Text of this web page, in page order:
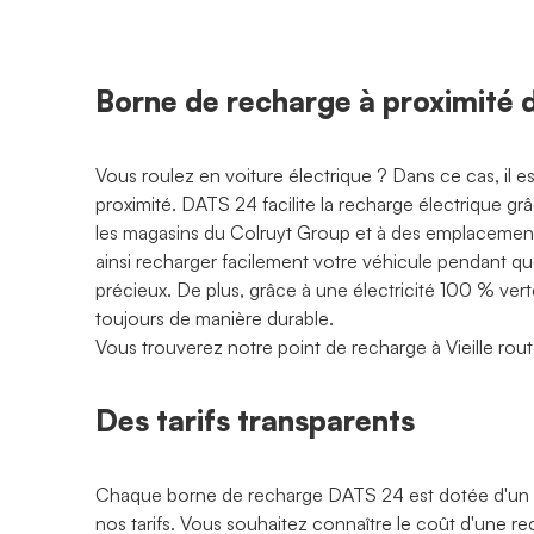
Borne de recharge à proximité
Vous roulez en voiture électrique ? Dans ce cas, il
proximité. DATS 24 facilite la recharge électrique
les magasins du Colruyt Group et à des
ainsi recharger facilement votre véhicule pendant
précieux. De plus, grâce à une électricité 100 %
toujours de manière durable.
Vous trouverez notre point de recharge à Vieille
Des tarifs transparents
Chaque borne de recharge DATS 24 est dotée
nos tarifs. Vous souhaitez connaître le coût d'une